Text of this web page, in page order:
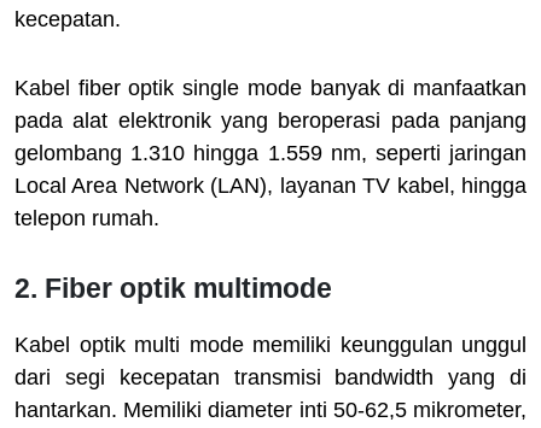
kecepatan.
Kabel fiber optik single mode banyak di manfaatkan
pada alat elektronik yang beroperasi pada panjang
gelombang 1.310 hingga 1.559 nm, seperti jaringan
Local Area Network (LAN), layanan TV kabel, hingga
telepon rumah.
2. Fiber optik multimode
Kabel optik multi mode memiliki keunggulan unggul
dari segi kecepatan transmisi bandwidth yang di
hantarkan. Memiliki diameter inti 50-62,5 mikrometer,